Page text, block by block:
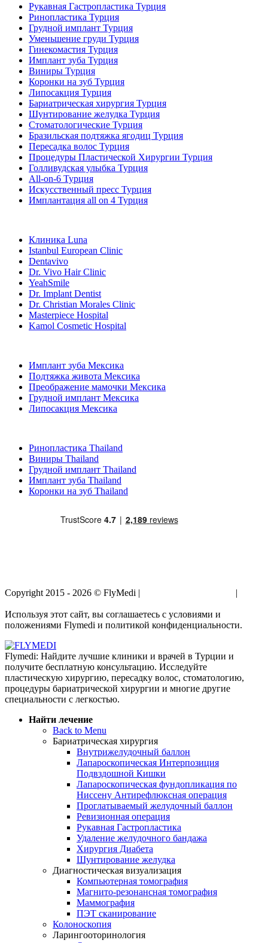
Рукавная Гастропластика Турция
Ринопластика Турция
Грудной имплант Турция
Уменьшение груди Турция
Гинекомастия Турция
Имплант зуба Турция
Виниры Турция
Коронки на зуб Турция
Липосакция Турция
Бариатрическая хирургия Турция
Шунтирование желудка Турция
Стоматологические Турция
Бразильская подтяжка ягодиц Турция
Пересадка волос Турция
Процедуры Пластической Хирургии Турция
Голливудская улыбка Турция
All-on-6 Турция
Искусственный пресс Турция
Имплантация all on 4 Турция
Клиника Luna
Istanbul European Clinic
Dentavivo
Dr. Vivo Hair Clinic
YeahSmile
Dr. Implant Dentist
Dr. Christian Morales Clinic
Masterpiece Hospital
Kamol Cosmetic Hospital
Имплант зуба Мексика
Подтяжка живота Мексика
Преображение мамочки Мексика
Грудной имплант Мексика
Липосакция Мексика
Ринопластика Thailand
Виниры Thailand
Грудной имплант Thailand
Имплант зуба Thailand
Коронки на зуб Thailand
Copyright 2015 - 2026 © FlyMedi |
|
Используя этот сайт, вы соглашаетесь с условиями и
положениями Flymedi и политикой конфиденциальности.
Flymedi: Найдите лучшие клиники и врачей в Турции и
получите бесплатную консультацию. Исследуйте
пластическую хирургию, пересадку волос, стоматологию,
процедуры бариатрической хирургии и многие другие
специальности с легкостью.
Найти лечение
Back to Menu
Бариатрическая хирургия
Внутрижелудочный баллон
Лапароскопическая Интерпозиция
Подвздошной Кишки
Лапароскопическая фундопликация по
Ниссену Антирефлюксная операция
Проглатываемый желудочный баллон
Ревизионная операция
Рукавная Гастропластика
Удаление желудочного бандажа
Хирургия Диабета
Шунтирование желудка
Диагностическая визуализация
Компьютерная томография
Магнито-резонансная томография
Маммография
ПЭТ сканирование
Колоноскопия
Ларингооторинология